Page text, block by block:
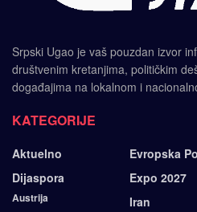
Srpski Ugao je vaš pouzdan izvor
društvenim kretanjima, političkim
događajima na lokalnom i
KATEGORIJE
Aktuelno
Dijaspora
Austrija
Evropska
Expo 2027
Iran